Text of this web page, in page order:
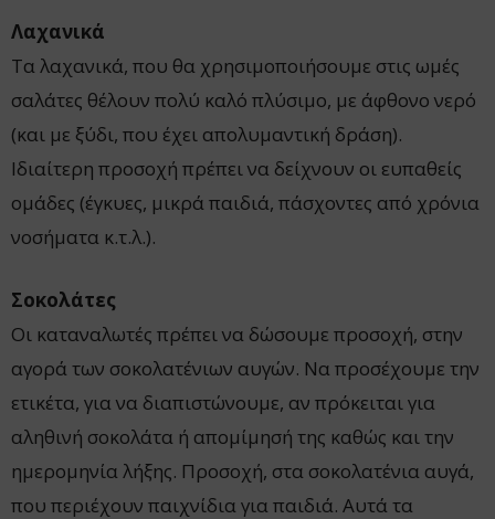
Λαχανικά
Τα λαχανικά, που θα χρησιμοποιήσουμε στις ωμές
σαλάτες θέλουν πολύ καλό πλύσιμο, με άφθονο νερό
(και με ξύδι, που έχει απολυμαντική δράση).
Ιδιαίτερη προσοχή πρέπει να δείχνουν οι ευπαθείς
ομάδες (έγκυες, μικρά παιδιά, πάσχοντες από χρόνια
νοσήματα κ.τ.λ.).
Σοκολάτες
Οι καταναλωτές πρέπει να δώσουμε προσοχή, στην
αγορά των σοκολατένιων αυγών. Να προσέχουμε την
ετικέτα, για να διαπιστώνουμε, αν πρόκειται για
αληθινή σοκολάτα ή απομίμησή της καθώς και την
ημερομηνία λήξης. Προσοχή, στα σοκολατένια αυγά,
που περιέχουν παιχνίδια για παιδιά. Αυτά τα